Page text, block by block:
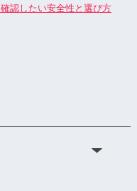
認したい安全性と選び方